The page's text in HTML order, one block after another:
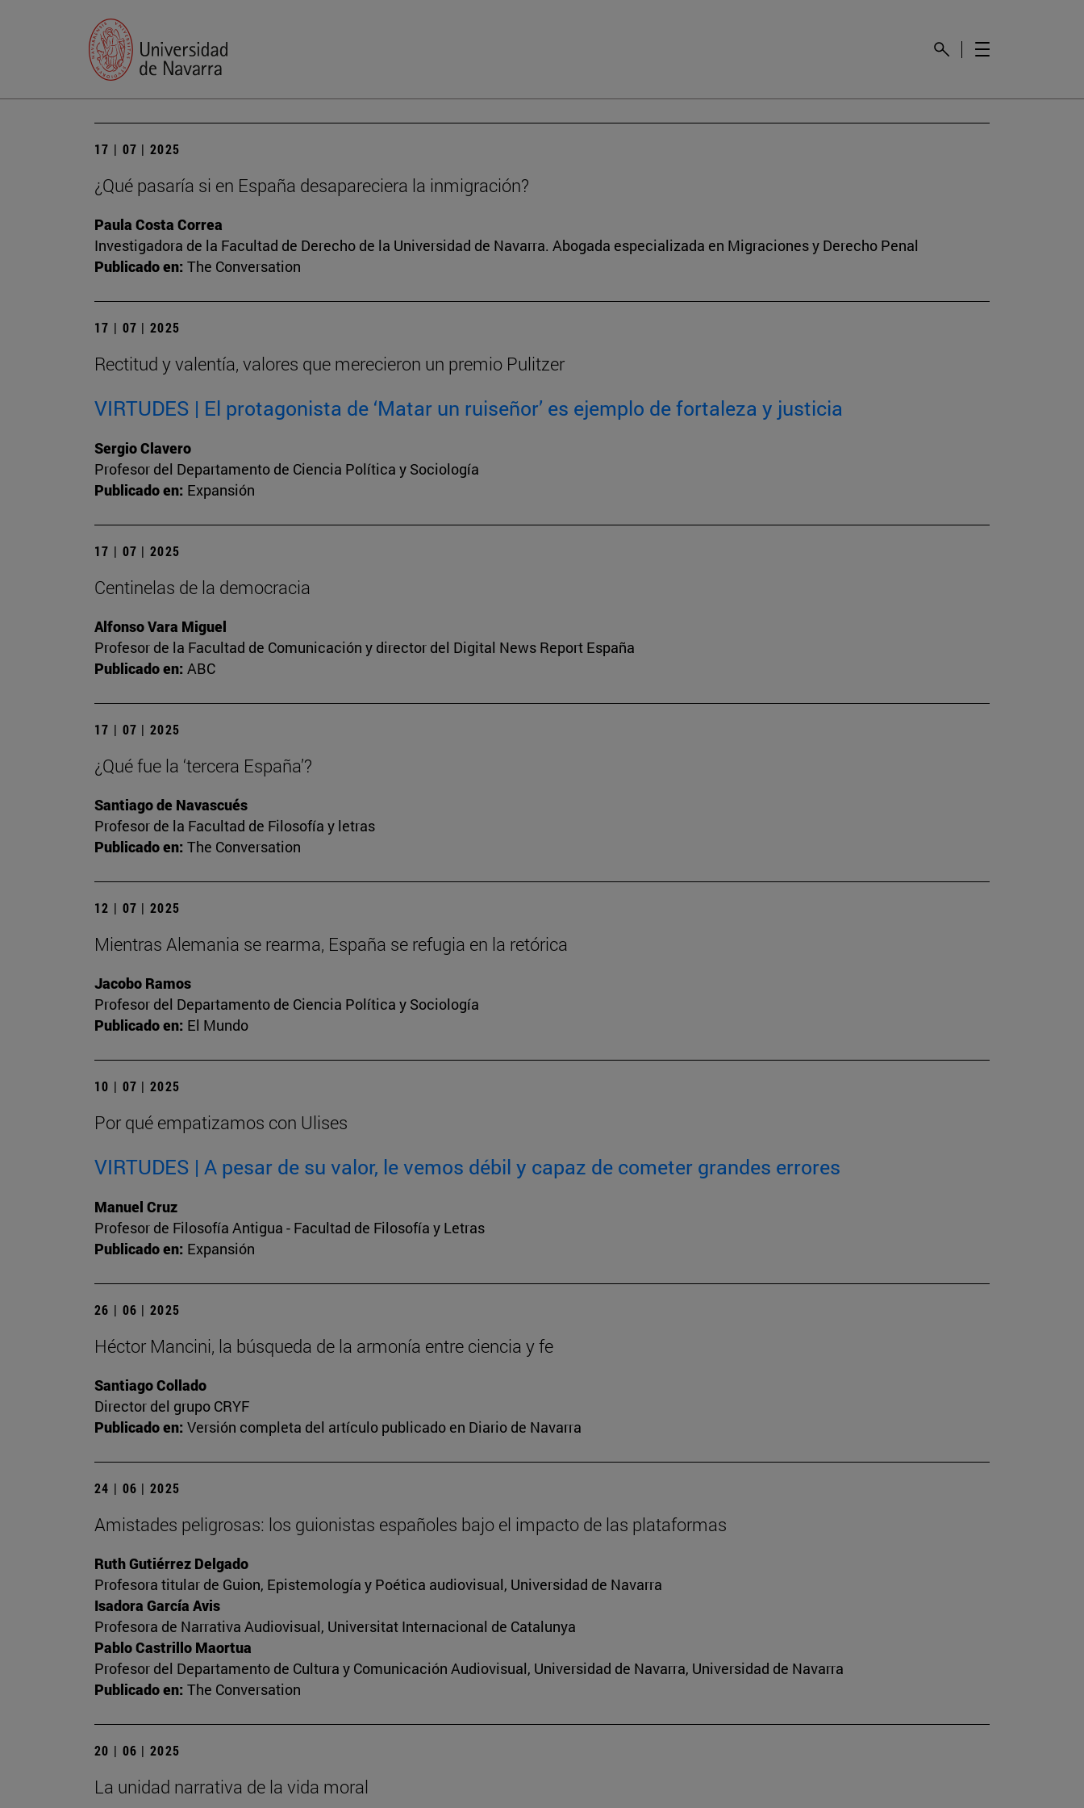
17 | 07 | 2025
¿Qué pasaría si en España desapareciera la inmigración?
Paula Costa Correa
Investigadora de la Facultad de Derecho de la Universidad de Navarra. Abogada especializada en Migraciones y Derecho Penal
Publicado en: The Conversation
17 | 07 | 2025
Rectitud y valentía, valores que merecieron un premio Pulitzer
VIRTUDES | El protagonista de ‘Matar un ruiseñor’ es ejemplo de fortaleza y justicia
Sergio Clavero
Profesor del Departamento de Ciencia Política y Sociología
Publicado en: Expansión
17 | 07 | 2025
Centinelas de la democracia
Alfonso Vara Miguel
Profesor de la Facultad de Comunicación y director del Digital News Report España
Publicado en: ABC
17 | 07 | 2025
¿Qué fue la ‘tercera España’?
Santiago de Navascués
Profesor de la Facultad de Filosofía y letras
Publicado en: The Conversation
12 | 07 | 2025
Mientras Alemania se rearma, España se refugia en la retórica
Jacobo Ramos
Profesor del Departamento de Ciencia Política y Sociología
Publicado en: El Mundo
10 | 07 | 2025
Por qué empatizamos con Ulises
VIRTUDES | A pesar de su valor, le vemos débil y capaz de cometer grandes errores
Manuel Cruz
Profesor de Filosofía Antigua - Facultad de Filosofía y Letras
Publicado en: Expansión
26 | 06 | 2025
Héctor Mancini, la búsqueda de la armonía entre ciencia y fe
Santiago Collado
Director del grupo CRYF
Publicado en: Versión completa del artículo publicado en Diario de Navarra
24 | 06 | 2025
Amistades peligrosas: los guionistas españoles bajo el impacto de las plataformas
Ruth Gutiérrez Delgado
Profesora titular de Guion, Epistemología y Poética audiovisual, Universidad de Navarra
Isadora García Avis
Profesora de Narrativa Audiovisual, Universitat Internacional de Catalunya
Pablo Castrillo Maortua
Profesor del Departamento de Cultura y Comunicación Audiovisual, Universidad de Navarra, Universidad de Navarra
Publicado en: The Conversation
20 | 06 | 2025
La unidad narrativa de la vida moral